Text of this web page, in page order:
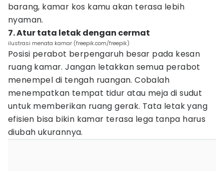
barang, kamar kos kamu akan terasa lebih
nyaman.
7. Atur tata letak dengan cermat
ilustrasi menata kamar (freepik.com/freepik)
Posisi perabot berpengaruh besar pada kesan
ruang kamar. Jangan letakkan semua perabot
menempel di tengah ruangan. Cobalah
menempatkan tempat tidur atau meja di sudut
untuk memberikan ruang gerak. Tata letak yang
efisien bisa bikin kamar terasa lega tanpa harus
diubah ukurannya.